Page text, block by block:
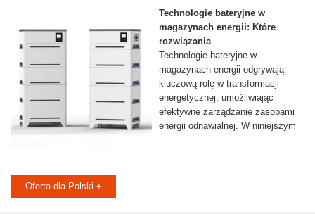
Technologie bateryjne w
magazynach energii: Które
rozwiązania
Technologie bateryjne w
magazynach energii odgrywają
kluczową rolę w transformacji
energetycznej, umożliwiając
efektywne zarządzanie zasobami
energii odnawialnej. W niniejszym
Oferta dla Polski +